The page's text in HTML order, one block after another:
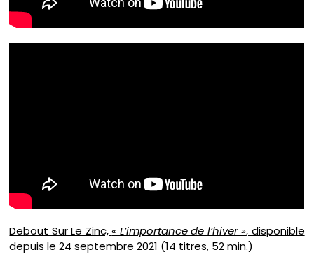
Debout Sur Le Zinc,« L’importance de l’hiver », disponible
depuis le 24 septembre 2021 (14 titres, 52 min.)